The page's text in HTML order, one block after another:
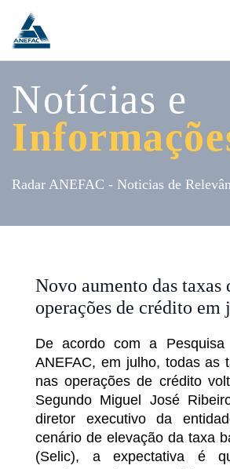
Notícias e
Radar ANEFAC - Noticias de
Novo aumento das taxas
operações de crédito em
De acordo com a
ANEFAC, em julho, todas as
nas operações de crédito
Segundo Miguel José
diretor executivo da
cenário de elevação da taxa
(Selic), a expectativa é